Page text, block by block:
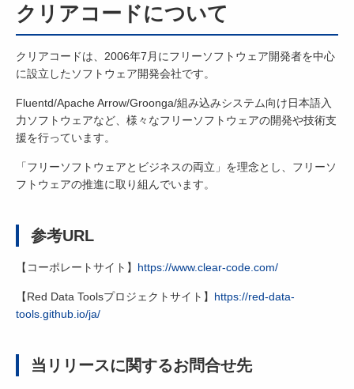
クリアコードについて
クリアコードは、2006年7月にフリーソフトウェア開発者を中心
に設立したソフトウェア開発会社です。
Fluentd/Apache Arrow/Groonga/組み込みシステム向け日本語入
力ソフトウェアなど、様々なフリーソフトウェアの開発や技術支
援を行っています。
「フリーソフトウェアとビジネスの両立」を理念とし、フリーソ
フトウェアの推進に取り組んでいます。
参考URL
【コーポレートサイト】 https://www.clear-code.com/
【Red Data Toolsプロジェクトサイト】 https://red-data-
tools.github.io/ja/
当リリースに関するお問合せ先